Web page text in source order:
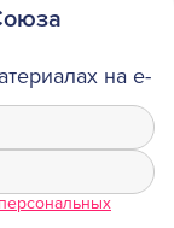
на e-